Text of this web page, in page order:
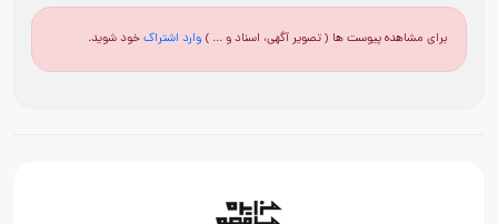
برای مشاهده پیوست ها ( تصویر آگهی، اسناد و ... ) وارد اشتراکخود شوید.